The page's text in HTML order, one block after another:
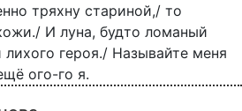
тряхну стариной,/ то
И луна, будто ломаный
героя./ Называйте меня
ого-го я.